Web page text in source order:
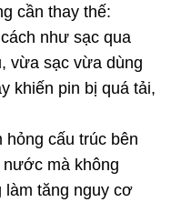
cần thay thế:
như sạc qua
vừa sạc vừa dùng
khiến pin bị quá tải,
cấu trúc bên
mà không
tăng nguy cơ